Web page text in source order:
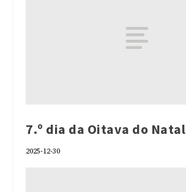
7.º dia da Oitava do Natal
2025-12-30